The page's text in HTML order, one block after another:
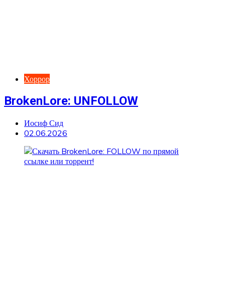
Хоррор
BrokenLore: UNFOLLOW
Иосиф Сид
02.06.2026